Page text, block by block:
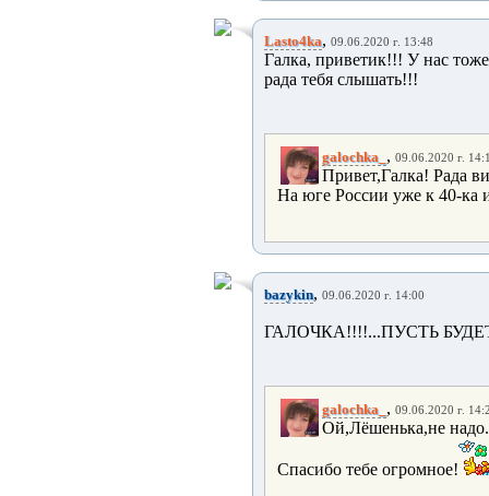
Lasto4ka, 09.06.2020 г. 13:48
Галка, приветик!!! У нас
рада тебя слышать!!!
galochka_ , 09.06.2020 г.
Привет,Галка! Рада
На юге России уже к 40-ка
bazykin, 09.06.2020 г. 14:00
ГАЛОЧКА!!!!...ПУСТЬ
galochka_ , 09.06.2020 г.
Ой,Лёшенька,не
Спасибо тебе огромное!